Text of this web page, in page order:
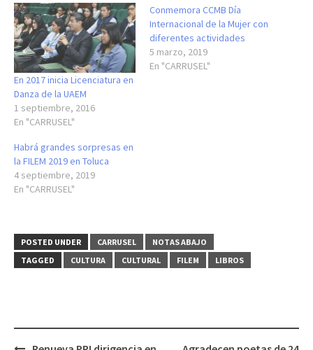
En 2017 inicia Licenciatura en
Danza de la UAEM
1 septiembre, 2016
En "CARRUSEL"
Conmemora CCMB Día
Internacional de la Mujer con
diferentes actividades
5 marzo, 2019
En "CARRUSEL"
Habrá grandes sorpresas en
la FILEM 2019 en Toluca
4 septiembre, 2019
En "CARRUSEL"
POSTED UNDER CARRUSEL
NOTAS ABAJO
TAGGED
CULTURA CULTURAL FILEM LIBROS